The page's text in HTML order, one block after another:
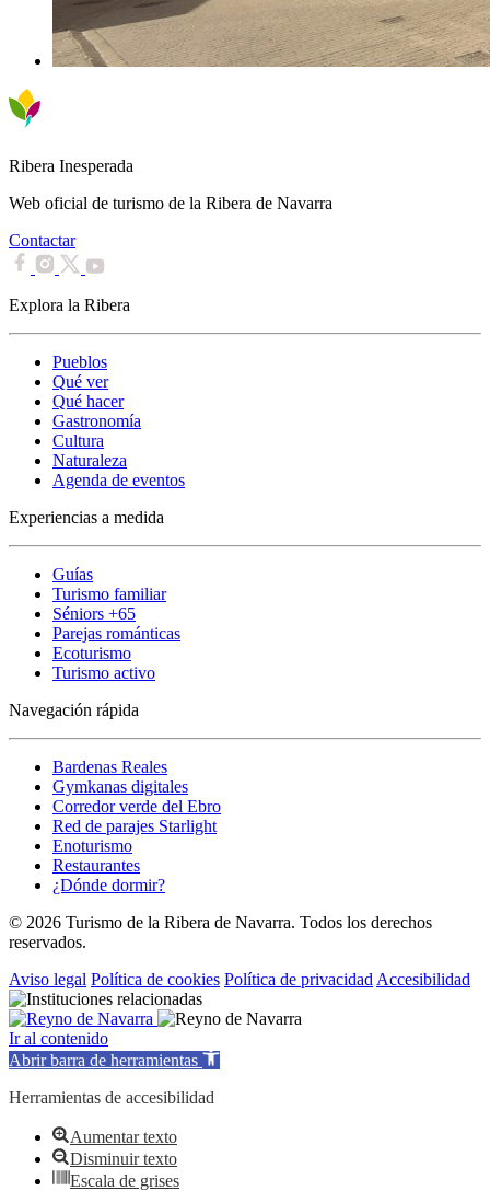
Ribera Inesperada
Web oficial de turismo de la Ribera de Navarra
Contactar
Explora la Ribera
Pueblos
Qué ver
Qué hacer
Gastronomía
Cultura
Naturaleza
Agenda de eventos
Experiencias a medida
Guías
Turismo familiar
Séniors +65
Parejas románticas
Ecoturismo
Turismo activo
Navegación rápida
Bardenas Reales
Gymkanas digitales
Corredor verde del Ebro
Red de parajes Starlight
Enoturismo
Restaurantes
¿Dónde dormir?
© 2026 Turismo de la Ribera de Navarra. Todos los derechos
reservados.
Aviso legal Política de cookies Política de privacidad Accesibilidad
Ir al contenido
Abrir barra de herramientas
Herramientas de accesibilidad
Aumentar texto
Disminuir texto
Escala de grises